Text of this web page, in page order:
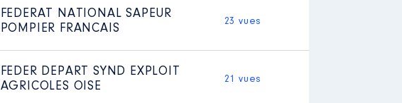
FEDERAT NATIONAL SAPEUR
POMPIER FRANCAIS
23 vues
FEDER DEPART SYND EXPLOIT
AGRICOLES OISE
21 vues